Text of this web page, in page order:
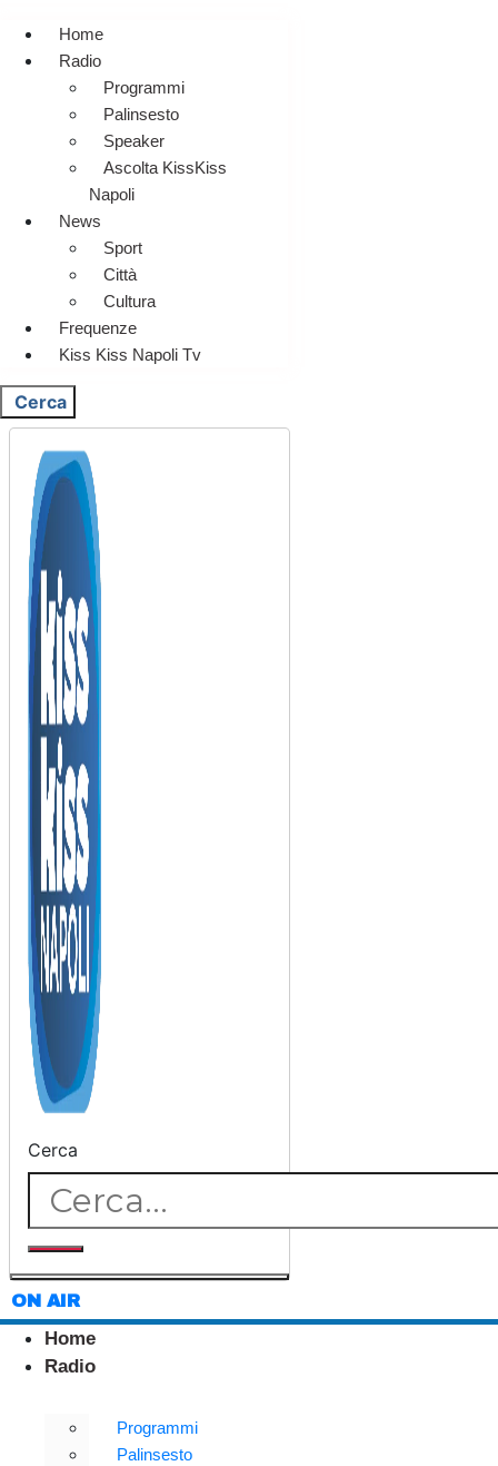
Home
Radio
Programmi
Palinsesto
Speaker
Ascolta KissKiss
Napoli
News
Sport
Città
Cultura
Frequenze
Kiss Kiss Napoli Tv
Cerca
Cerca
ON AIR
Home
Radio
Programmi
Palinsesto